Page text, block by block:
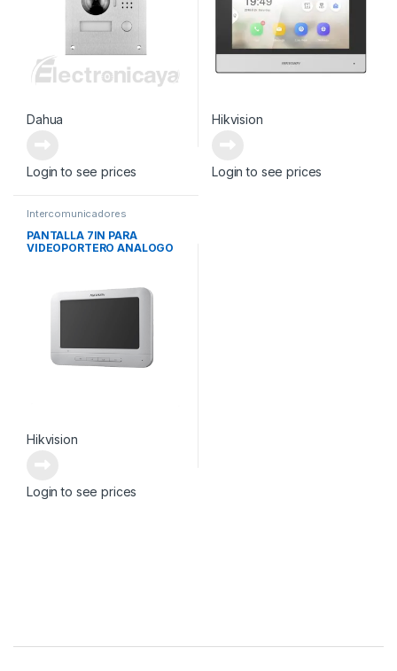
Dahua
Login to see prices
Hikvision
Login to see prices
Intercomunicadores
PANTALLA 7IN PARA
VIDEOPORTERO ANALOGO
Hikvision
Login to see prices